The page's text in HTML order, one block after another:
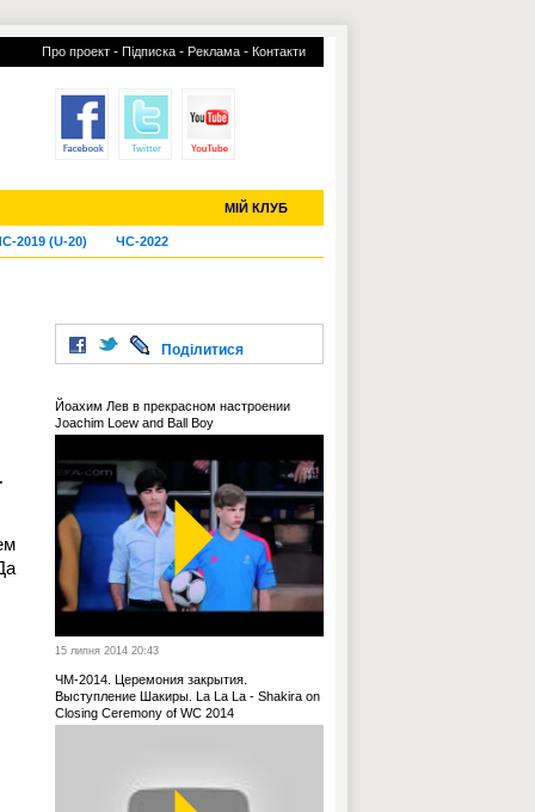
Про проект - Підписка - Реклама - Контакти
МІЙ КЛУБ
2019 (U-20) ЧС-2022
УСІ ТРАНСФЕРИ
Поділитися
Йоахим Лев в прекрасном настроении
Joachim Loew and Ball Boy
15 липня 2014 20:43
ЧМ-2014. Церемония закрытия.
Выступление Шакиры. La La La - Shakira on
Closing Ceremony of WC 2014